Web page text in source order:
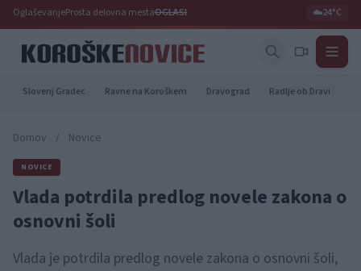
OglaševanjeProsta delovna mestaOGLASI ☁️24°C
Slovenj Gradec Ravne na Koroškem Dravograd Radlje ob Dravi
Domov / Novice
NOVICE
Vlada potrdila predlog novele zakona o
osnovni šoli
Vlada je potrdila predlog novele zakona o osnovni šoli,